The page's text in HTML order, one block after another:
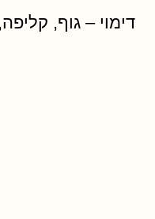
דימוי – גוף,